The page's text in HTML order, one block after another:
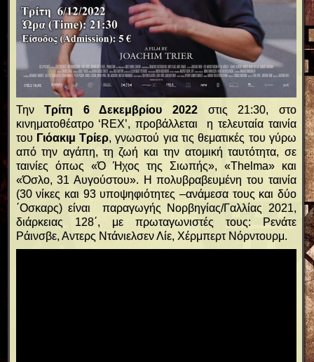
ΤηνΤρίτη 6 Δεκεμβρίου 2022 στις 21:30, στο
κινηματοθέατρο ‘RΕΧ’, προβάλλεται η τελευταία ταινία
του Γιόακιμ Τρίερ, γνωστού για τις θεματικές του γύρω
από την αγάπη, τη ζωή και την ατομική ταυτότητα, σε
ταινίες όπως «Ό Ήχος της Σιωπής», «Thelma» και
«Όσλο, 31 Αυγούστου». Η πολυβραβευμένη του ταινία
(30 νίκες και 93 υποψηφιότητες –ανάμεσα τους και δύο
΄Οσκαρς) είναι παραγωγής Νορβηγίας/Γαλλίας 2021,
διάρκειας 128΄, με πρωταγωνιστές τους: Ρενάτε
Ράινσβε, Αντερς Ντάνιελσεν Λίε, Χέρμπερτ Νόρντουρμ.